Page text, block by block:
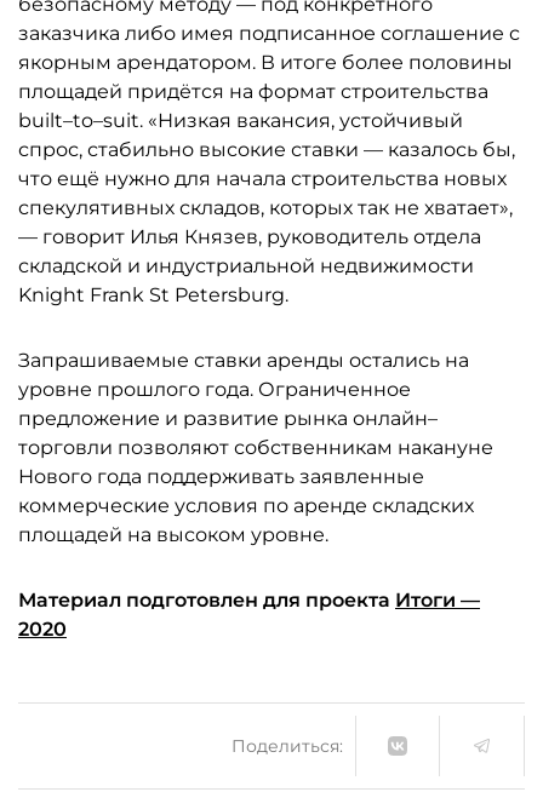
заказчика либо имея подписанное соглашение с
якорным арендатором. В итоге более половины
площадей придётся на формат строительства
built–to–suit. «Низкая вакансия, устойчивый
спрос, стабильно высокие ставки — казалось бы,
что ещё нужно для начала строительства новых
спекулятивных складов, которых так не хватает»,
— говорит Илья Князев, руководитель отдела
складской и индустриальной недвижимости
Knight Frank St Petersburg.
Запрашиваемые ставки аренды остались на
уровне прошлого года. Ограниченное
предложение и развитие рынка онлайн–
торговли позволяют собственникам накануне
Нового года поддерживать заявленные
коммерческие условия по аренде складских
площадей на высоком уровне.
Материал подготовлен для проекта Итоги —
2020
Поделиться: